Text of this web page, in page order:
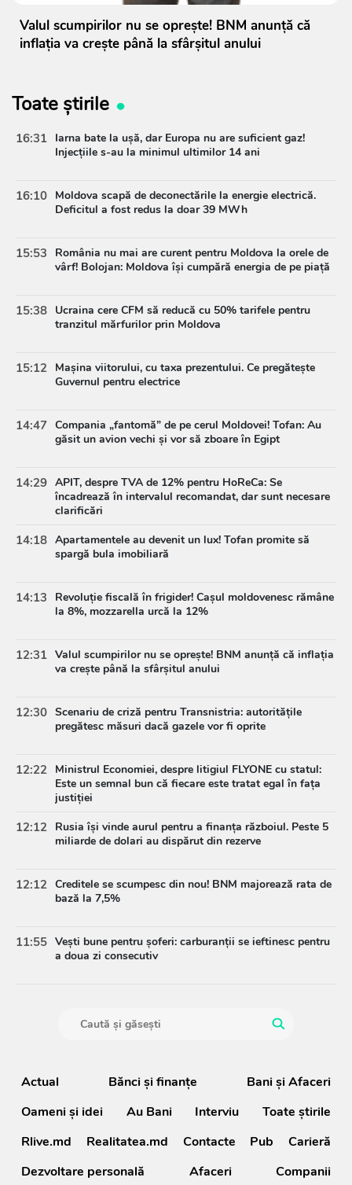
Valul scumpirilor nu se oprește! BNM anunță că
inflația va crește până la sfârșitul anului
Toate știrile
16:31 Iarna bate la ușă, dar Europa nu are suficient gaz!
Injecțiile s-au la minimul ultimilor 14 ani
16:10 Moldova scapă de deconectările la energie electrică.
Deficitul a fost redus la doar 39 MWh
15:53
România nu mai are curent pentru Moldova la orele de
vârf! Bolojan: Moldova își cumpără energia de pe piață
15:38 Ucraina cere CFM să reducă cu 50% tarifele pentru
tranzitul mărfurilor prin Moldova
15:12 Mașina viitorului, cu taxa prezentului. Ce pregătește
Guvernul pentru electrice
14:47 Compania „fantomă” de pe cerul Moldovei! Tofan: Au
găsit un avion vechi și vor să zboare în Egipt
14:29 APIT, despre TVA de 12% pentru HoReCa: Se
încadrează în intervalul recomandat, dar sunt necesare
clarificări
14:18 Apartamentele au devenit un lux! Tofan promite să
spargă bula imobiliară
14:13
Revoluție fiscală în frigider! Cașul moldovenesc rămâne
la 8%, mozzarella urcă la 12%
12:31 Valul scumpirilor nu se oprește! BNM anunță că inflația
va crește până la sfârșitul anului
12:30 Scenariu de criză pentru Transnistria: autoritățile
pregătesc măsuri dacă gazele vor fi oprite
12:22 Ministrul Economiei, despre litigiul FLYONE cu statul:
Este un semnal bun că fiecare este tratat egal în fața
justiției
12:12 Rusia își vinde aurul pentru a finanța războiul. Peste 5
miliarde de dolari au dispărut din rezerve
12:12 Creditele se scumpesc din nou! BNM majorează rata de
bază la 7,5%
11:55 Vești bune pentru șoferi: carburanții se ieftinesc pentru
a doua zi consecutiv
Actual Bănci şi finanţe
Bani și Afaceri
Oameni şi idei
Au Bani Interviu
Toate știrile
Rlive.md
Realitatea.md Contacte Pub
Carieră
Dezvoltare personală
Afaceri Companii